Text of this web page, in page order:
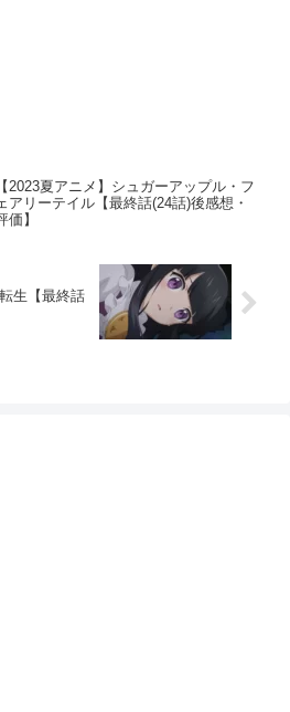
【2023夏アニメ】シュガーアップル・フ
アリーテイル【最終話(24話)後感想・
価】
生【最終話